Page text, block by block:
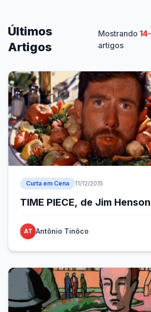
Últimos
Artigos
Mostrando 14-
artigos
Curta em Cena 11/12/2015
TIME PIECE, de Jim Henson
AT Antônio Tinôco